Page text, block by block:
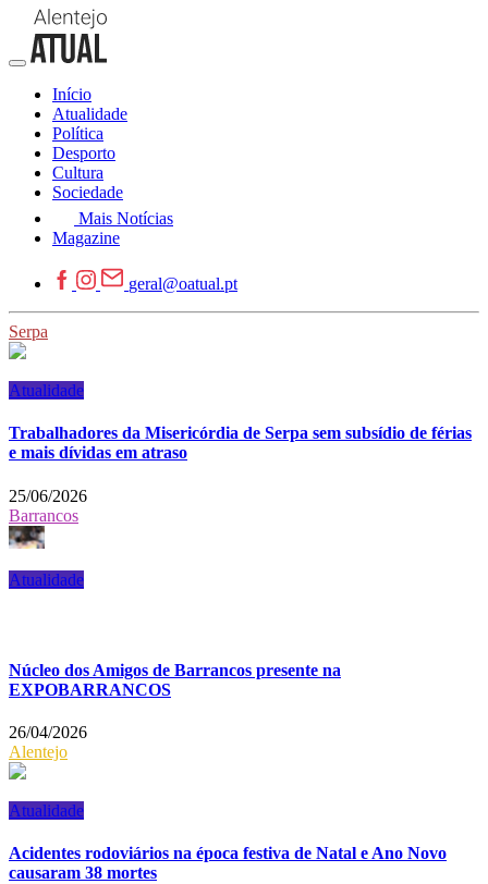
Início
Atualidade
Política
Desporto
Cultura
Sociedade
Mais Notícias
Magazine
geral@oatual.pt
Serpa
Atualidade
Trabalhadores da Misericórdia de Serpa sem subsídio de férias
e mais dívidas em atraso
25/06/2026
Barrancos
Atualidade
Núcleo dos Amigos de Barrancos presente na
EXPOBARRANCOS
26/04/2026
Alentejo
Atualidade
Acidentes rodoviários na época festiva de Natal e Ano Novo
causaram 38 mortes